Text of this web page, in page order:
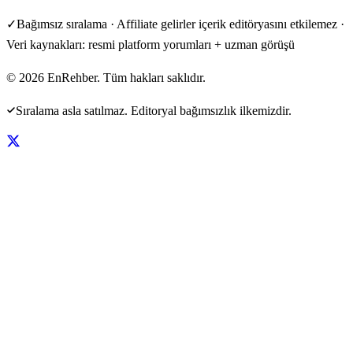
✓Bağımsız sıralama · Affiliate gelirler içerik editöryasını etkilemez ·
Veri kaynakları: resmi platform yorumları + uzman görüşü
© 2026 EnRehber. Tüm hakları saklıdır.
Sıralama asla satılmaz. Editoryal bağımsızlık ilkemizdir.